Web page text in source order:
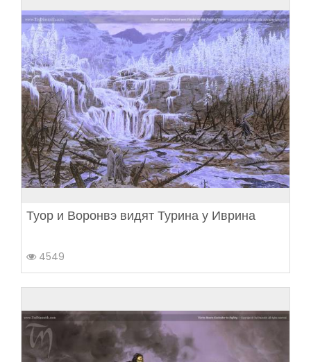
Туор и Воронвэ видят Турина у Иврина
4549